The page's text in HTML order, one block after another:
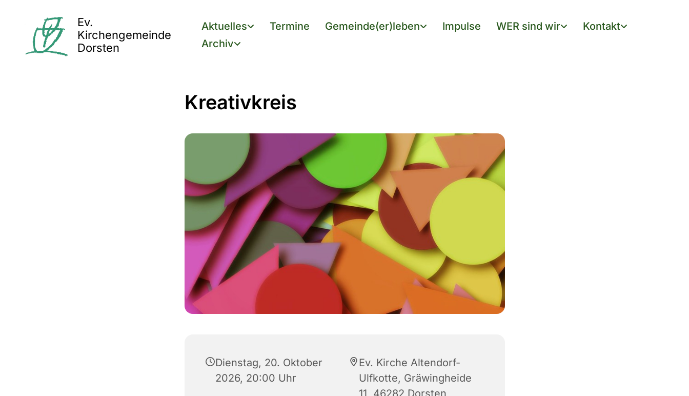
Ev.
Kirchengemeinde
Dorsten
Aktuelles Termine Gemeinde(er)leben Impulse WER sind wir
Kontakt
Archiv
Kreativkreis
Dienstag, 20. Oktober
2026, 20:00 Uhr
Ev. Kirche Altendorf-
Ulfkotte, Gräwingheide
11, 46282 Dorsten